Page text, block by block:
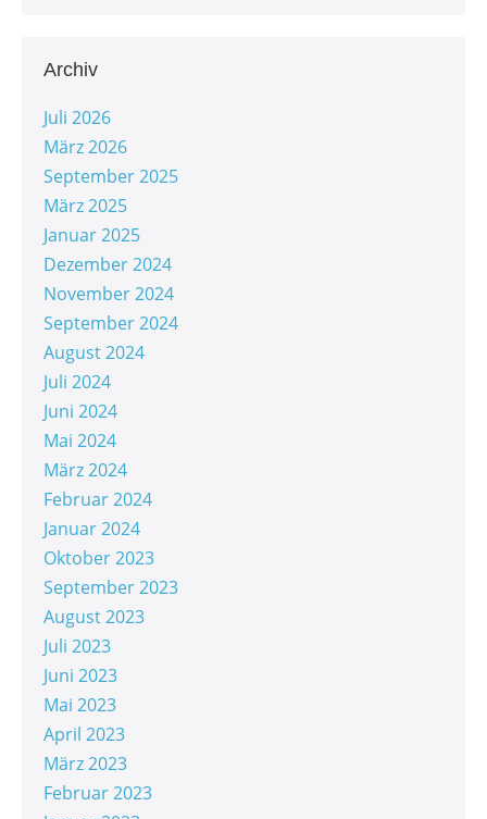
Archiv
Juli 2026
März 2026
September 2025
März 2025
Januar 2025
Dezember 2024
November 2024
September 2024
August 2024
Juli 2024
Juni 2024
Mai 2024
März 2024
Februar 2024
Januar 2024
Oktober 2023
September 2023
August 2023
Juli 2023
Juni 2023
Mai 2023
April 2023
März 2023
Februar 2023